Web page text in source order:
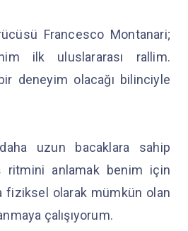
Francesco Montanari;
ilk uluslararası rallim.
deneyim olacağı bilinciyle
daha uzun bacaklara sahip
ritmini anlamak benim için
fiziksel olarak mümkün olan
çalışıyorum.